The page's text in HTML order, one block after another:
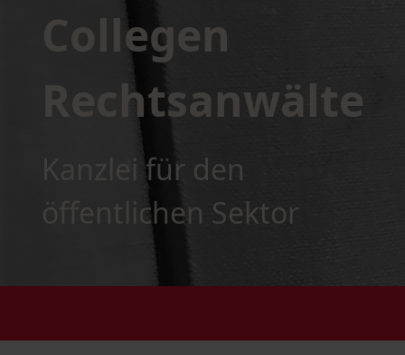
Collegen
Rechtsanwälte
Kanzlei für den
öffentlichen Sektor